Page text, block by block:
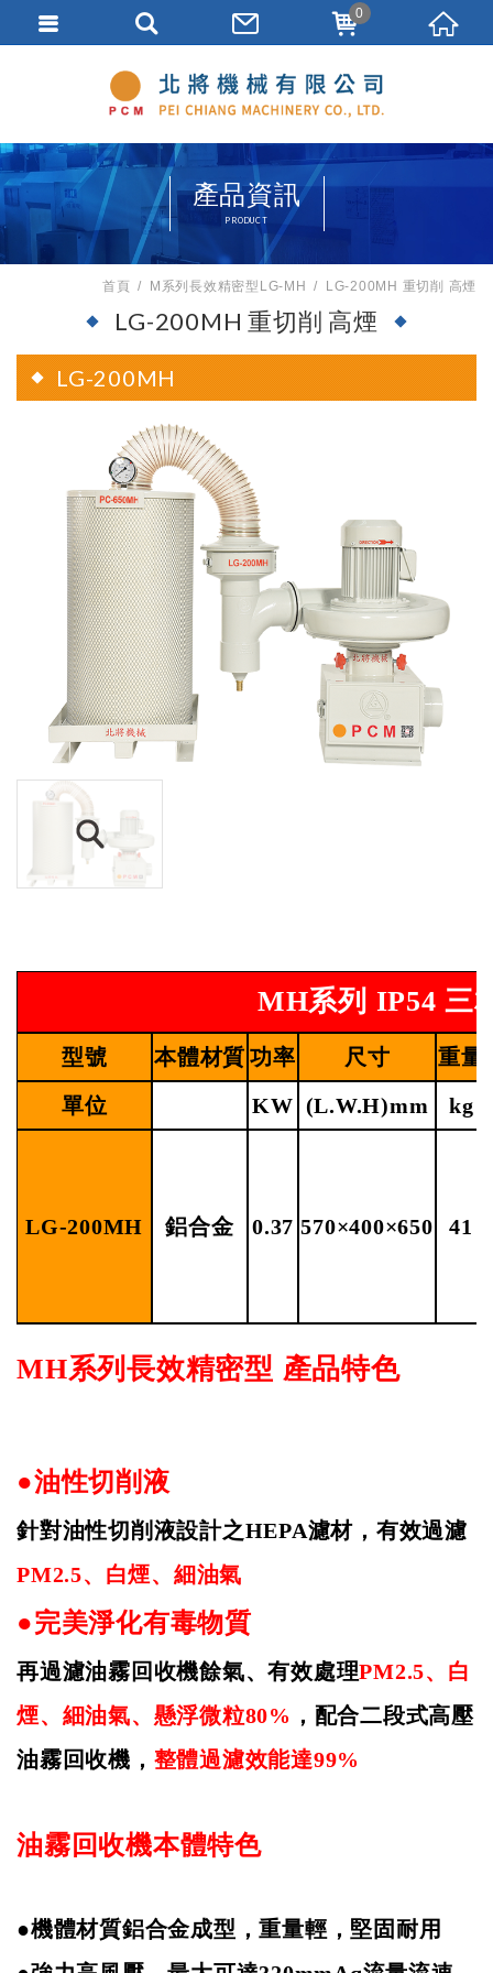
產品資訊
PRODUCT
首頁 M系列長效精密型LG-MH LG-200MH 重切削 高煙
LG-200MH 重切削 高煙
LG-200MH
MH系列 IP54三
型號 本體材質 功率 尺寸 重量
單位
KW (L.W.H)mm kg
LG-200MH 鋁合金 0.37 570×400×650 41
MH系列長效精密型 產品特色
●油性切削液
針對油性切削液設計之HEPA濾材，有效過濾
PM2.5、白煙、細油氣
●完美淨化有毒物質
再過濾油霧回收機餘氣、有效處理PM2.5、白
煙、細油氣、懸浮微粒80% ，配合二段式高壓
油霧回收機， 整體過濾效能達99%
油霧回收機本體特色
●機體材質鋁合金成型，重量輕，堅固耐用
0